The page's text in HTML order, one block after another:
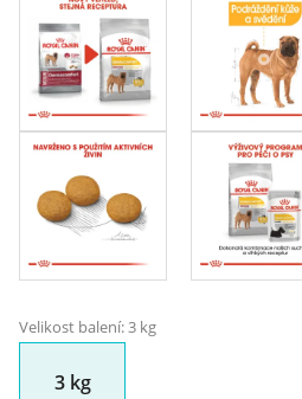
Velikost balení: 3 kg
3 kg